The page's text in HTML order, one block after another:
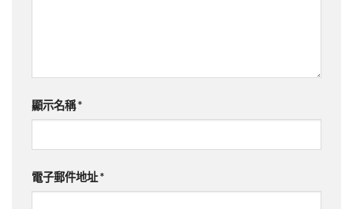
顯示名稱*
電子郵件地址*